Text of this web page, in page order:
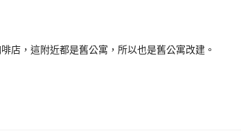
店，這附近都是舊公寓，所以也是舊公寓改建。